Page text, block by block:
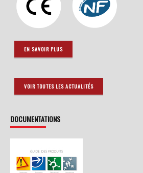
EN SAVOIR PLUS
VOIR TOUTES LES ACTUALITÉS
DOCUMENTATIONS